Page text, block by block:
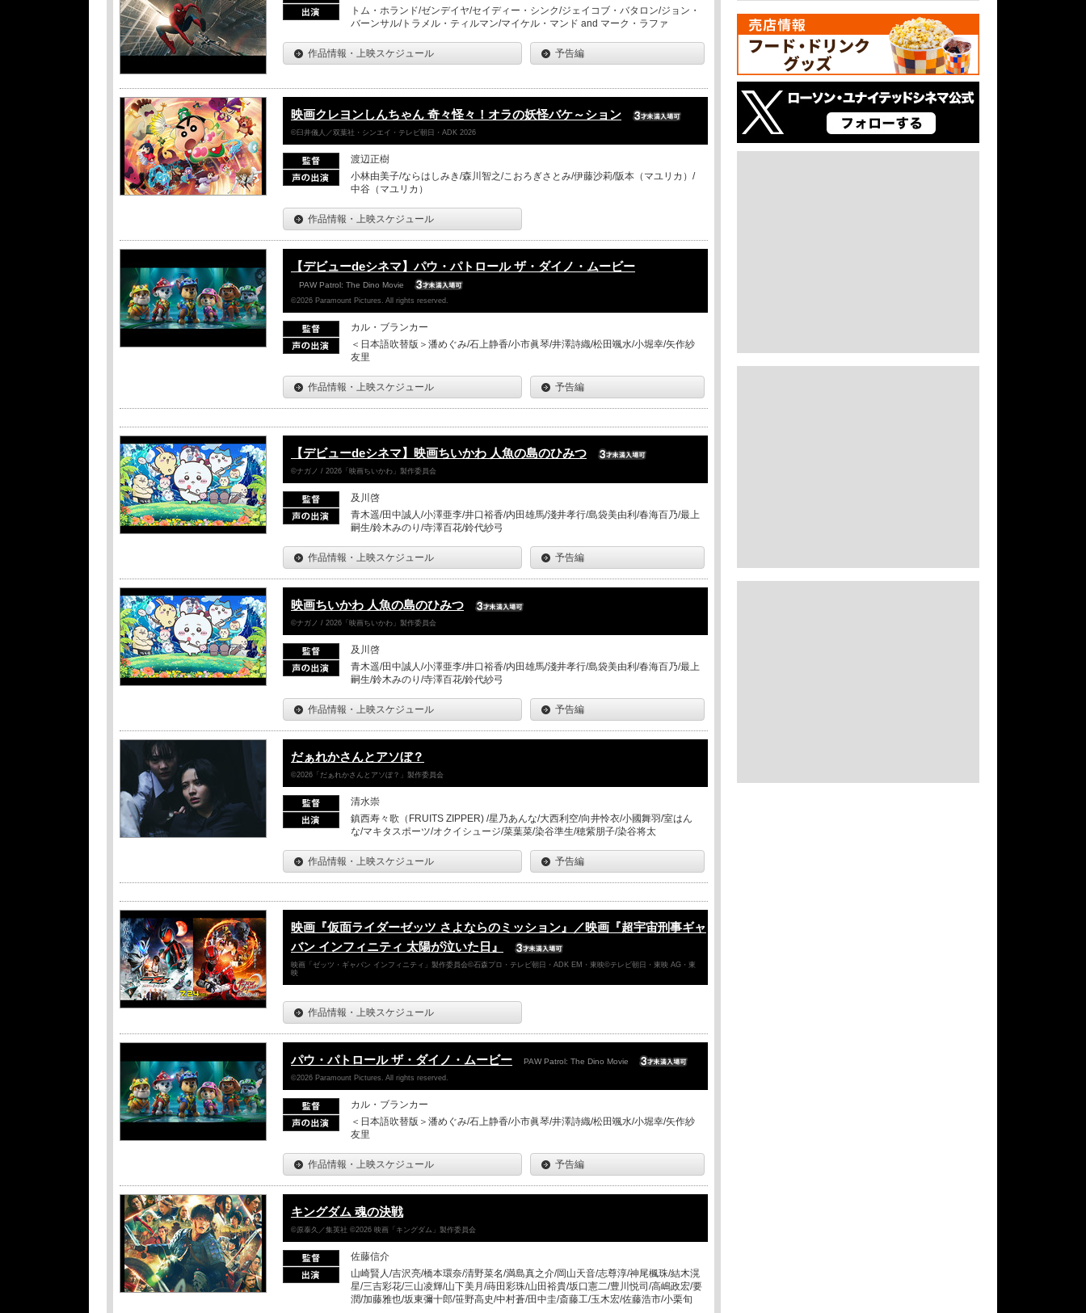
トム・ホランド/ゼンデイヤ/セイディー・シンク/ジェイコブ・バタロン/ジョン・
バーンサル/トラメル・ティルマン/マイケル・マンド and マーク・ラファ
作品情報・上映スケジュール 予告編
映画クレヨンしんちゃん 奇々怪々！オラの妖怪バケ～ション
©臼井儀人／双葉社・シンエイ・テレビ朝日・ADK 2026
渡辺正樹
小林由美子/ならはしみき/森川智之/こおろぎさとみ/伊藤沙莉/阪本（マユリカ）/
中谷（マユリカ）
作品情報・上映スケジュール
【デビューdeシネマ】パウ・パトロール ザ・ダイノ・ムービー
PAW Patrol: The Dino Movie
©2026 Paramount Pictures. All rights reserved.
カル・ブランカー
＜日本語吹替版＞潘めぐみ/石上静香/小市眞琴/井澤詩織/松田颯水/小堀幸/矢作紗
友里
作品情報・上映スケジュール 予告編
【デビューdeシネマ】映画ちいかわ 人魚の島のひみつ
©ナガノ / 2026「映画ちいかわ」製作委員会
及川啓
青木遥/田中誠人/小澤亜李/井口裕香/内田雄馬/淺井孝行/島袋美由利/春海百乃/最上
嗣生/鈴木みのり/寺澤百花/鈴代紗弓
作品情報・上映スケジュール 予告編
映画ちいかわ 人魚の島のひみつ
©ナガノ / 2026「映画ちいかわ」製作委員会
及川啓
青木遥/田中誠人/小澤亜李/井口裕香/内田雄馬/淺井孝行/島袋美由利/春海百乃/最上
嗣生/鈴木みのり/寺澤百花/鈴代紗弓
作品情報・上映スケジュール 予告編
だぁれかさんとアソぼ？
©2026「だぁれかさんとアソぼ？」製作委員会
清水崇
鎮西寿々歌（FRUITS ZIPPER) /星乃あんな/大西利空/向井怜衣/小國舞羽/室はん
な/マキタスポーツ/オクイシュージ/菜葉菜/染谷準生/穂紫朋子/染谷将太
作品情報・上映スケジュール 予告編
映画『仮面ライダーゼッツ さよならのミッション』／映画『超宇宙刑事ギャ
バン インフィニティ 太陽が泣いた日』
映画「ゼッツ・ギャバン インフィニティ」製作委員会©石森プロ・テレビ朝日・ADK EM・東映©テレビ朝日・東映 AG・東
映
作品情報・上映スケジュール
パウ・パトロール ザ・ダイノ・ムービー PAW Patrol: The Dino Movie
©2026 Paramount Pictures. All rights reserved.
カル・ブランカー
＜日本語吹替版＞潘めぐみ/石上静香/小市眞琴/井澤詩織/松田颯水/小堀幸/矢作紗
友里
作品情報・上映スケジュール 予告編
キングダム 魂の決戦
©原泰久／集英社 ©2026 映画「キングダム」製作委員会
佐藤信介
山崎賢人/吉沢亮/橋本環奈/清野菜名/満島真之介/岡山天音/志尊淳/神尾楓珠/結木滉
星/三吉彩花/三山凌輝/山下美月/蒔田彩珠/山田裕貴/坂口憲二/豊川悦司/高嶋政宏/要
潤/加藤雅也/坂東彌十郎/笹野高史/中村蒼/田中圭/斎藤工/玉木宏/佐藤浩市/小栗旬